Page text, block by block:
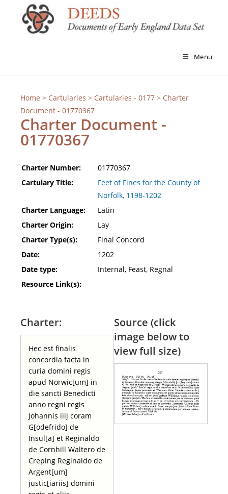
Menu
Home > Cartularies > Cartularies - 0177> Charter
Document - 01770367
Charter Document -
01770367
Charter Number:
01770367
Cartulary Title:
Feet of Fines for the County of
Norfolk, 1198-1202
Charter Language:
Latin
Charter Origin:
Lay
Charter Type(s):
Final Concord
Date:
1202
Date type:
Internal, Feast, Regnal
Resource Link(s):
Charter:
Hec est finalis
concordia facta in
curia domini regis
apud Norwic[um] in
die sancti Benedicti
anno regni regis
Johannis iiij coram
G[odefrido] de
Insul[a] et Reginaldo
de Cornhill Waltero de
Creping Reginaldo de
Argent[um]
justic[iariis] domini
Source (click
image below to
view full size)